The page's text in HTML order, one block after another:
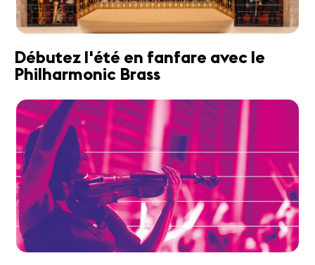
Débutez l'été en fanfare avec le
Philharmonic Brass